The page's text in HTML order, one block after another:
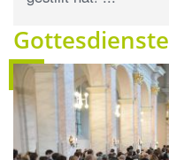
Gottesdienste